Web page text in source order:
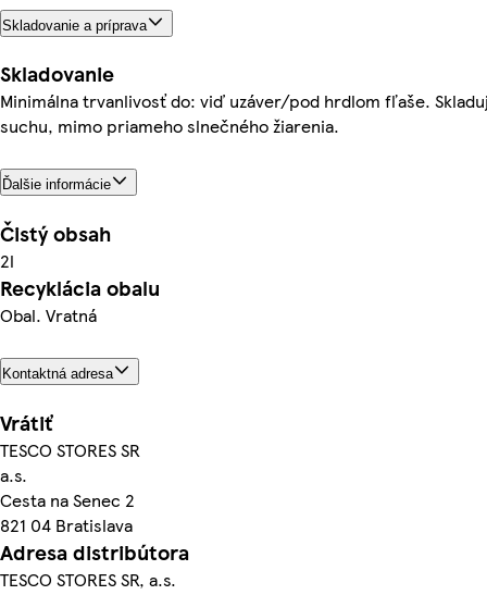
Skladovanie a príprava
Skladovanie
Minimálna trvanlivosť do: viď uzáver/pod hrdlom fľaše.
suchu, mimo priameho slnečného žiarenia.
Ďalšie informácie
Čistý obsah
2l
Recyklácia obalu
Obal. Vratná
Kontaktná adresa
Vrátiť
TESCO STORES SR
a.s.
Cesta na Senec 2
821 04 Bratislava
Adresa distribútora
TESCO STORES SR, a.s.